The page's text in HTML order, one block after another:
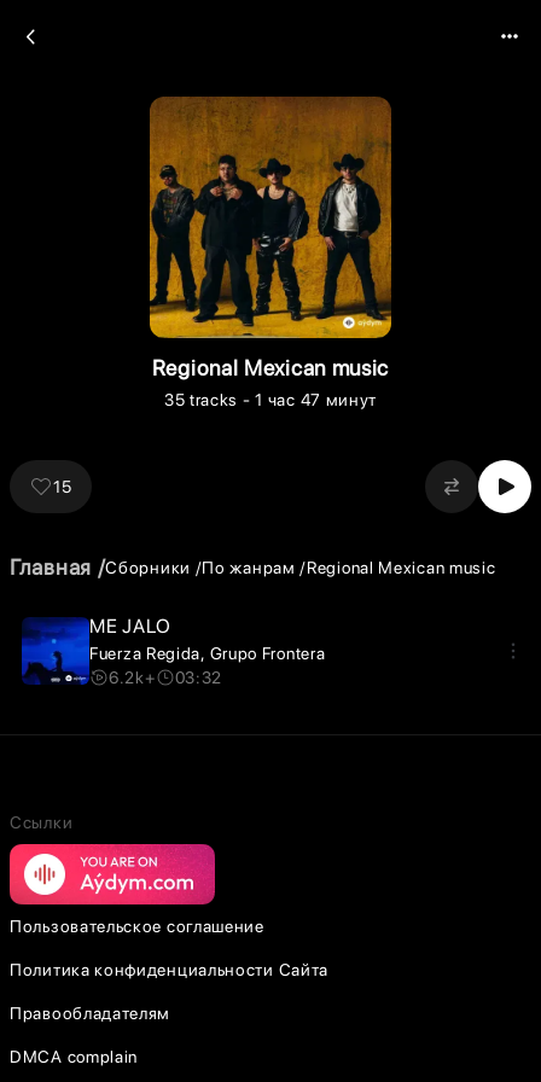
Regional Mexican music
35 tracks - 1 час 47 минут
15
Главная Сборники По жанрам Regional Mexican music
ME JALO
Fuerza Regida Grupo Frontera
6.2k+
03:32
Ссылки
Пользовательское соглашение
Политика конфиденциальности Сайта
Правообладателям
DMCA complain